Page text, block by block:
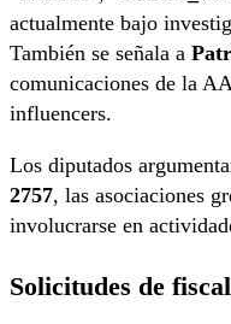
actualmente bajo
También se señala a
comunicaciones de la
influencers.
Los diputados
2757, las asociaciones
involucrarse en
Solicitudes de